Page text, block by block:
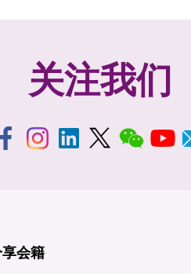
关注我们
会籍